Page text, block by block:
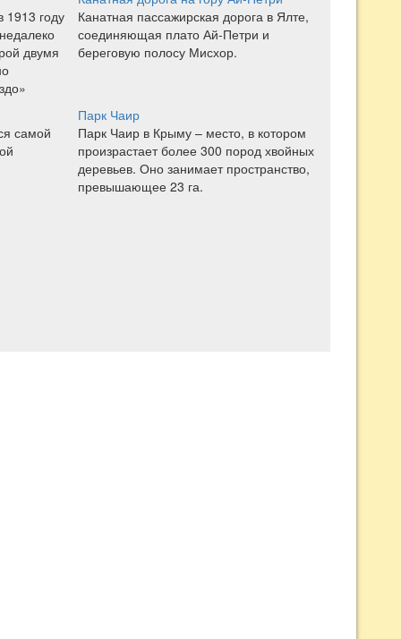
1913 году
двумя
Канатная пассажирская дорога в Ялте,
соединяющая плато Ай-Петри и
береговую полосу Мисхор.
самой
Парк Чаир
Парк Чаир в Крыму – место, в котором
произрастает более 300 пород хвойных
деревьев. Оно занимает пространство,
превышающее 23 га.